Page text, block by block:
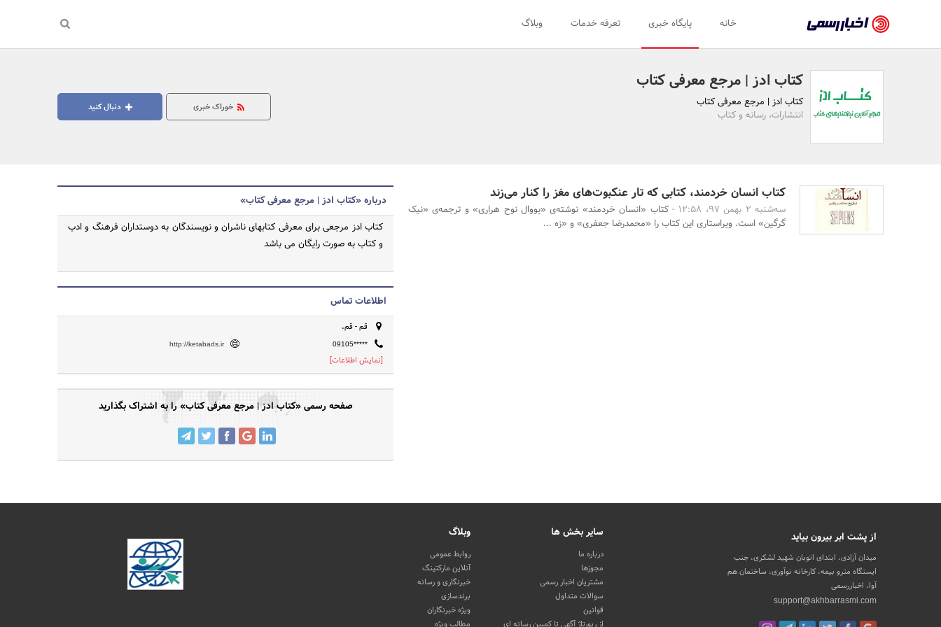
رسمی
-
اخبار
تایید
سازمان‌ها
روابط
خانه پایگاه خبری تعرفه خدمات وبلاگ
جستجو
کتاب ادز | مرجع معرفی کتاب
کتاب ادز | مرجع معرفی کتاب
انتشارات، رسانه و کتاب
دنبال کنید خوراک خبری
کتاب انسان خردمند، کتابی که تار عنکبوت‌های مغز را کنار می‌زند
سه‌شنبه 2 بهمن 97، 12:58 -
کتاب «انسان خردمند» نوشته‌ی «یووال نوح هراری» و ترجمه‌ی «نیک
گرگین» است. ویراستاری این کتاب را «محمدرضا جعفری» و «زه ...
درباره «کتاب ادز | مرجع معرفی کتاب»
کتاب ادز مرجعی برای معرفی کتابهای ناشران و نویسندگان به دوستداران فرهنگ و ادب
و کتاب به صورت رایگان می باشد
اطلاعات تماس
قم - قم،
09105*****
http://ketabads.ir
[نمایش اطلاعات]
صفحه رسمی «کتاب ادز | مرجع معرفی کتاب» را به اشتراک بگذارید
از پشت ابر بیرون بیاید
میدان آزادی، ابتدای اتوبان شهید لشکری، جنب
ایستگاه مترو بیمه، کارخانه نوآوری، ساختمان هم
آوا، اخباررسمی
support@akhbarrasmi.com
سایر بخش ها
درباره ما
مجوزها
مشتریان اخبار رسمی
سوالات متداول
قوانین
از رپورتاژ آگهی تا کمپین رسانه ای
وبلاگ
روابط عمومی
آنلاین مارکتینگ
خبرنگاری و رسانه
برندسازی
ویژه خبرنگاران
مطالب ویژه